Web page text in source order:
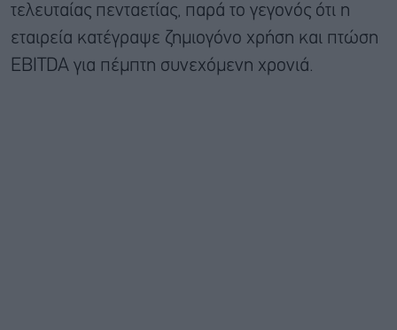
τελευταίας πενταετίας, παρά το γεγονός ότι η
εταιρεία κατέγραψε ζημιογόνο χρήση και πτώση
EBITDA για πέμπτη συνεχόμενη χρονιά.